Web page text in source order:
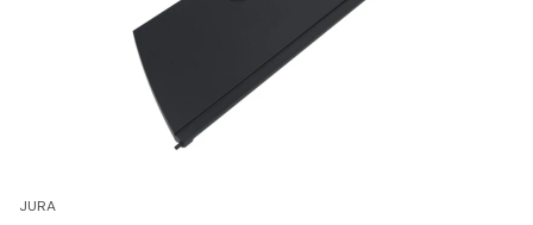
JURA